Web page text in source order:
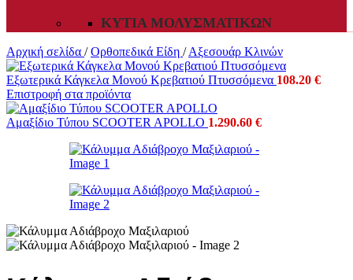
ΚΥΤΊΑ ΜΟΛΥΣΜΑΤΙΚΏΝ
Αρχική σελίδα / Ορθοπεδικά Είδη / Αξεσουάρ Κλινών
Εξωτερικά Κάγκελα Μονού Κρεβατιού Πτυσσόμενα 108.20 €
Επιστροφή στα προϊόντα
Αμαξίδιο Τύπου SCOOTER APOLLO 1.290.60 €